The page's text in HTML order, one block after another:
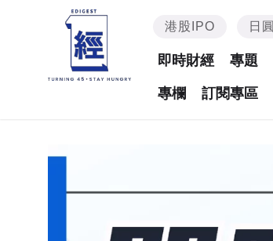
港股IPO 日圓
即時財經 專題
專欄 訂閱專區